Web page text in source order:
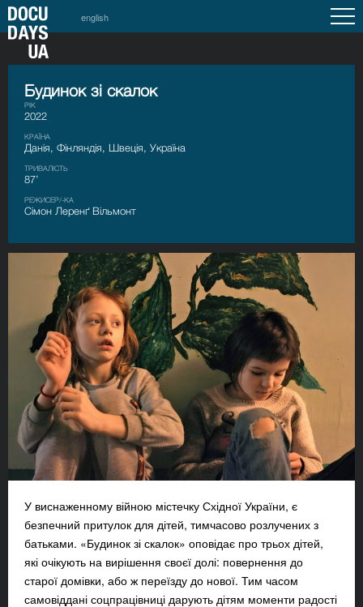
english
Будинок зі скалок
РІК
2022
КРАЇНА
Данія, Фінляндія, Швеція, Україна
ТРИВАЛІСТЬ
87’
РЕЖИСЕР/-КА
Сімон Леренґ Вільмонт
У виснаженному війною містечку Східної України, є
безпечний притулок для дітей, тимчасово розлучених з
батьками. «Будинок зі скалок» оповідає про трьох дітей,
які очікують на вирішення своєї долі: повернення до
старої домівки, або ж переїзду до нової. Тим часом
самовіддані соцпрацівниці дарують дітям моменти радості